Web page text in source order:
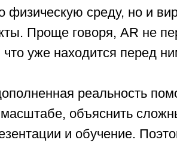
физическую среду, но и
Проще говоря, AR не
уже находится перед
реальность
объяснить
и обучение.